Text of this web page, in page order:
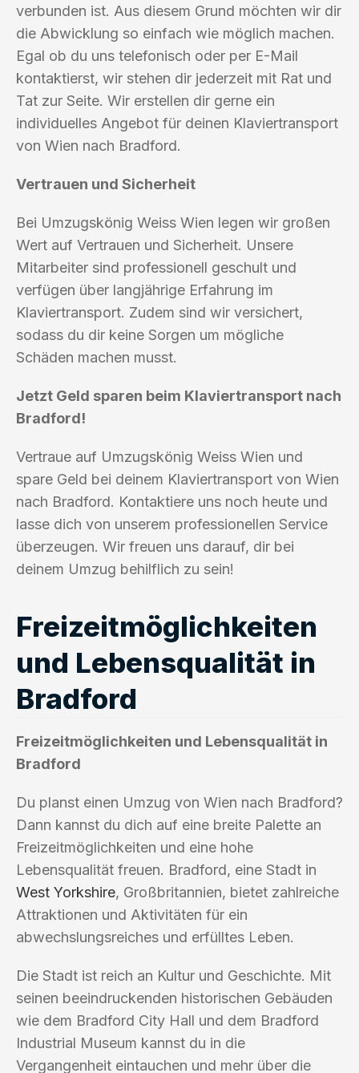
verbunden ist. Aus diesem Grund möchten wir dir
die Abwicklung so einfach wie möglich machen.
Egal ob du uns telefonisch oder per E-Mail
kontaktierst, wir stehen dir jederzeit mit Rat und
Tat zur Seite. Wir erstellen dir gerne ein
individuelles Angebot für deinen Klaviertransport
von Wien nach Bradford.
Vertrauen und Sicherheit
Bei Umzugskönig Weiss Wien legen wir großen
Wert auf Vertrauen und Sicherheit. Unsere
Mitarbeiter sind professionell geschult und
verfügen über langjährige Erfahrung im
Klaviertransport. Zudem sind wir versichert,
sodass du dir keine Sorgen um mögliche
Schäden machen musst.
Jetzt Geld sparen beim Klaviertransport nach
Bradford!
Vertraue auf Umzugskönig Weiss Wien und
spare Geld bei deinem Klaviertransport von Wien
nach Bradford. Kontaktiere uns noch heute und
lasse dich von unserem professionellen Service
überzeugen. Wir freuen uns darauf, dir bei
deinem Umzug behilflich zu sein!
Freizeitmöglichkeiten
und Lebensqualität in
Bradford
Freizeitmöglichkeiten und Lebensqualität in
Bradford
Du planst einen Umzug von Wien nach Bradford?
Dann kannst du dich auf eine breite Palette an
Freizeitmöglichkeiten und eine hohe
Lebensqualität freuen. Bradford, eine Stadt in
West Yorkshire, Großbritannien, bietet zahlreiche
Attraktionen und Aktivitäten für ein
abwechslungsreiches und erfülltes Leben.
Die Stadt ist reich an Kultur und Geschichte. Mit
seinen beeindruckenden historischen Gebäuden
wie dem Bradford City Hall und dem Bradford
Industrial Museum kannst du in die
Vergangenheit eintauchen und mehr über die